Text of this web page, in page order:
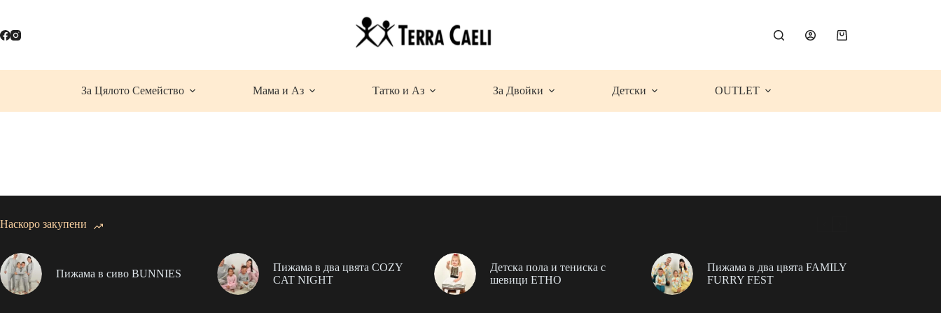
content
Shopping
За Цялото Семейство Мама и Аз Татко и Аз За Двойки Детски OUTLET
Наскоро закупени
Пижама в сиво BUNNIES
Пижама в два цвята COZY
CAT NIGHT
Детска пола и тениска с
шевици ЕТНО
Пижама в два цвята FAMILY
FURRY FEST